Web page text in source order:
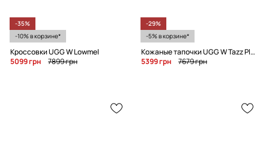
-35%
-10% в корзине*
Кроссовки UGG W Lowmel
5099 грн
7899 грн
-29%
-5% в корзине*
Кожаные тапочки UGG W Tazz Plains
5399 грн
7679 грн